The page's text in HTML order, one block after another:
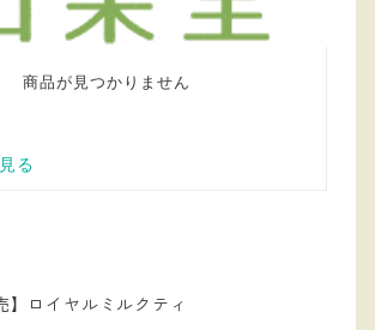
】ロイヤルミルクティ